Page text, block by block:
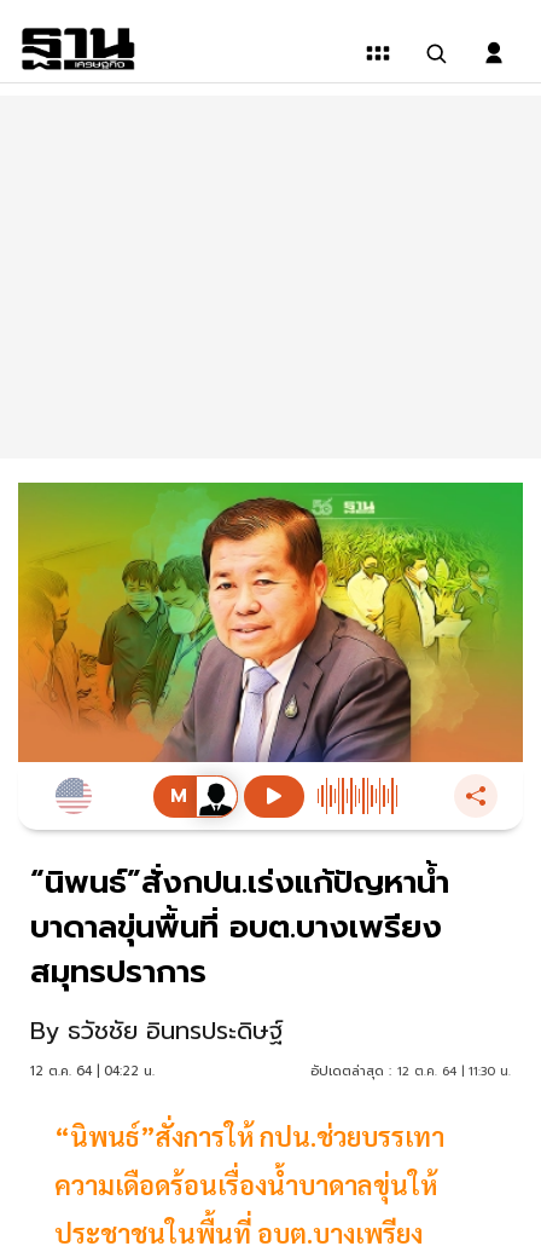
“นิพนธ์”สั่งกปน.เร่งแก้ปัญหาน้ำ
บาดาลขุ่นพื้นที่ อบต.บางเพรียง
สมุทรปราการ
By ธวัชชัย อินทรประดิษฐ์
12 ต.ค. 64 | 04:22 น. อัปเดตล่าสุด : 12 ต.ค. 64 | 11:30 น.
“นิพนธ์”สั่งการให้ กปน.ช่วยบรรเทา
ความเดือดร้อนเรื่องน้ำบาดาลขุ่นให้
ประชาชนในพื้นที่ อบต.บางเพรียง